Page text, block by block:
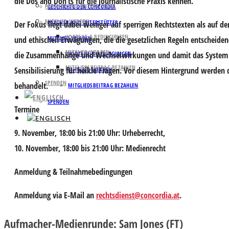
GESCHICHTE DER CONCORDIA
PARTNER UND UNTERSTÜTZER
MITGLIED WERDEN
VORTEILE & BEDINGUNGEN
MITGLIED WERDEN
MITGLIEDSBEITRAG BEZAHLEN
SPENDEN
PARTNER UND UNTERSTÜTZER
MITGLIED WERDEN
VORTEILE & BEDINGUNGEN
MITGLIED WERDEN
MITGLIEDSBEITRAG BEZAHLEN
SPENDEN
Der Fokus liegt dabei weniger auf sperrigen Rechtstexten als auf
und ethischen Erwägungen, die die gesetzlichen Regeln
die Zusammenhänge und Wechselwirkungen und damit das
Sensibilisierung für heikle Fragen. Vor diesem Hintergrund
behandelt.
Termine
9. November, 18:00 bis 21:00 Uhr: Urheberrecht,
10. November, 18:00 bis 21:00 Uhr: Medienrecht
Anmeldung & Teilnahmebedingungen
Anmeldung via E-Mail anrechtsdienst@concordia.at.
Aufmacher-Medienrunde: Sam Jones (FT)